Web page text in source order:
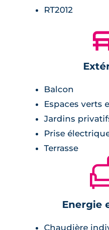
RT2012
Balcon
Espaces verts
Jardins
Prise
Terrasse
Energie
Chaudière